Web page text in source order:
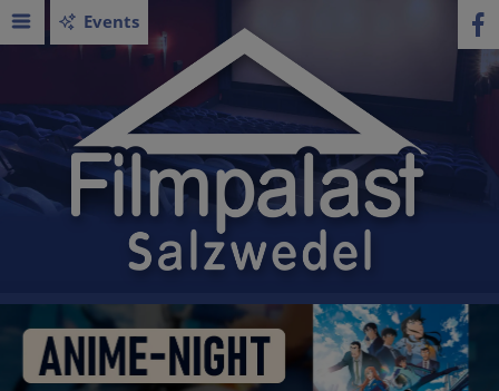
Events